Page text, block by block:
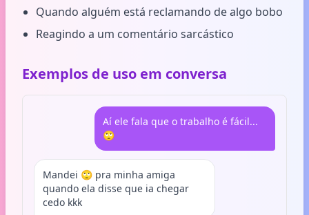
Quando alguém está reclamando de algo bobo
Reagindo a um comentário sarcástico
Exemplos de uso em conversa
Aí ele fala que o trabalho é fácil...
🙄
Mandei 🙄 pra minha amiga
quando ela disse que ia chegar
cedo kkk